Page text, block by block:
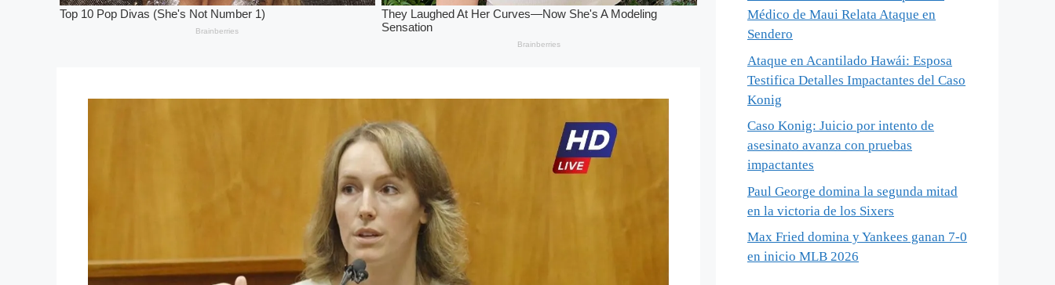
Médico de Maui Relata Ataque en
Sendero
Ataque en Acantilado Hawái: Esposa
Testifica Detalles Impactantes del Caso
Konig
Caso Konig: Juicio por intento de
asesinato avanza con pruebas
impactantes
Paul George domina la segunda mitad
en la victoria de los Sixers
Max Fried domina y Yankees ganan 7-0
en inicio MLB 2026